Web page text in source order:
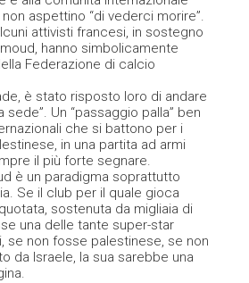
aspettino “di vederci morire”.
attivisti francesi, in sostegno
hanno simbolicamente
Federazione di calcio
è stato risposto loro di andare
sede”. Un “passaggio palla” ben
che si battono per i
in una partita ad armi
il più forte segnare.
è un paradigma soprattutto
Se il club per il quale gioca
sostenuta da migliaia di
una delle tante super-star
se non fosse palestinese, se non
da Israele, la sua sarebbe una